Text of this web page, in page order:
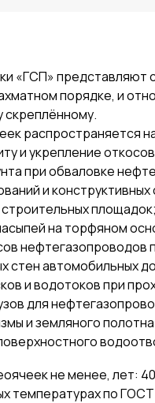
«ГСП»
порядке, и
скреплённому.
распространяется
и укрепление
при обваловке
и
площадок;
на торфяном
нефтегазопроводов
стен автомобильных
и водотоков при
для
и земляного
не менее, лет: 40
температурах по